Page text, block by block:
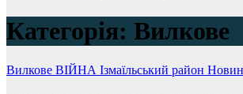
Категорія: Вилкове
Вилкове ВІЙНА Ізмаїльський район